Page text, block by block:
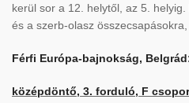
kerül sor a 12. helytől, az 5.
és a szerb-olasz
Férfi Európa-bajnokság,
középdöntő, 3. forduló, F